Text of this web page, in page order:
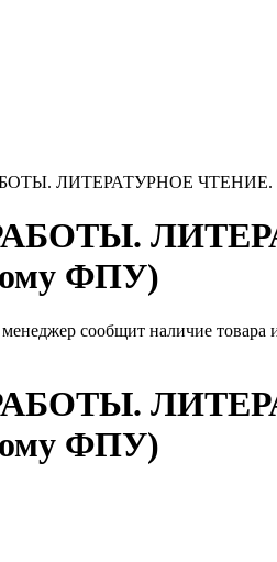
ЛИТЕРАТУРНОЕ
ФПУ)
сообщит наличие товара
ФПУ)